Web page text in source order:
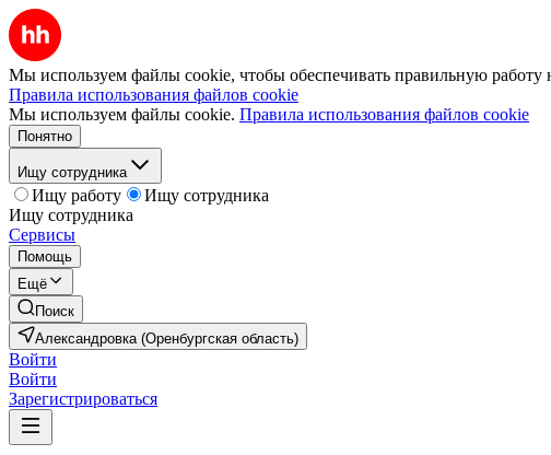
Мы используем файлы cookie, чтобы обеспечивать правильную работу
Правила использования файлов cookie
Мы используем файлы cookie. Правила использования файлов cookie
Понятно
Ищу сотрудника
Ищу работу
Ищу сотрудника
Ищу сотрудника
Сервисы
Помощь
Ещё
Поиск
Александровка (Оренбургская область)
Войти
Войти
Зарегистрироваться